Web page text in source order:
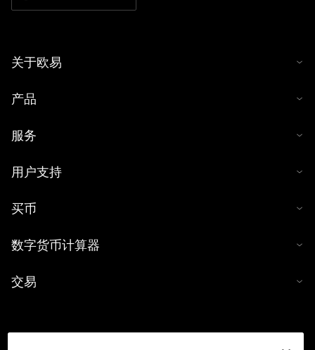
关于欧易
产品
服务
用户支持
买币
数字货币计算器
交易